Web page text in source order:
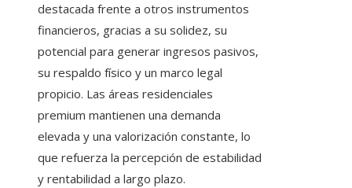
destacada frente a otros instrumentos
financieros, gracias a su solidez, su
potencial para generar ingresos pasivos,
su respaldo físico y un marco legal
propicio. Las áreas residenciales
premium mantienen una demanda
elevada y una valorización constante, lo
que refuerza la percepción de estabilidad
y rentabilidad a largo plazo.